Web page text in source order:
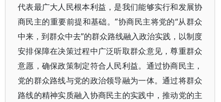
代表最广大人民根本利益，是我们能够实行和发展协
商民主的重要前提和基础。”协商民主将党的“从群众
中来，到群众中去”的群众路线融入政治实践，以制度
安排保障在决策过程中广泛听取群众意见，尊重群众
意愿，确保政策制定符合人民利益。通过协商民主，
党的群众路线与党的政治领导融为一体。通过将群众
路线的精神实质融入协商民主的实践中，推动党的主